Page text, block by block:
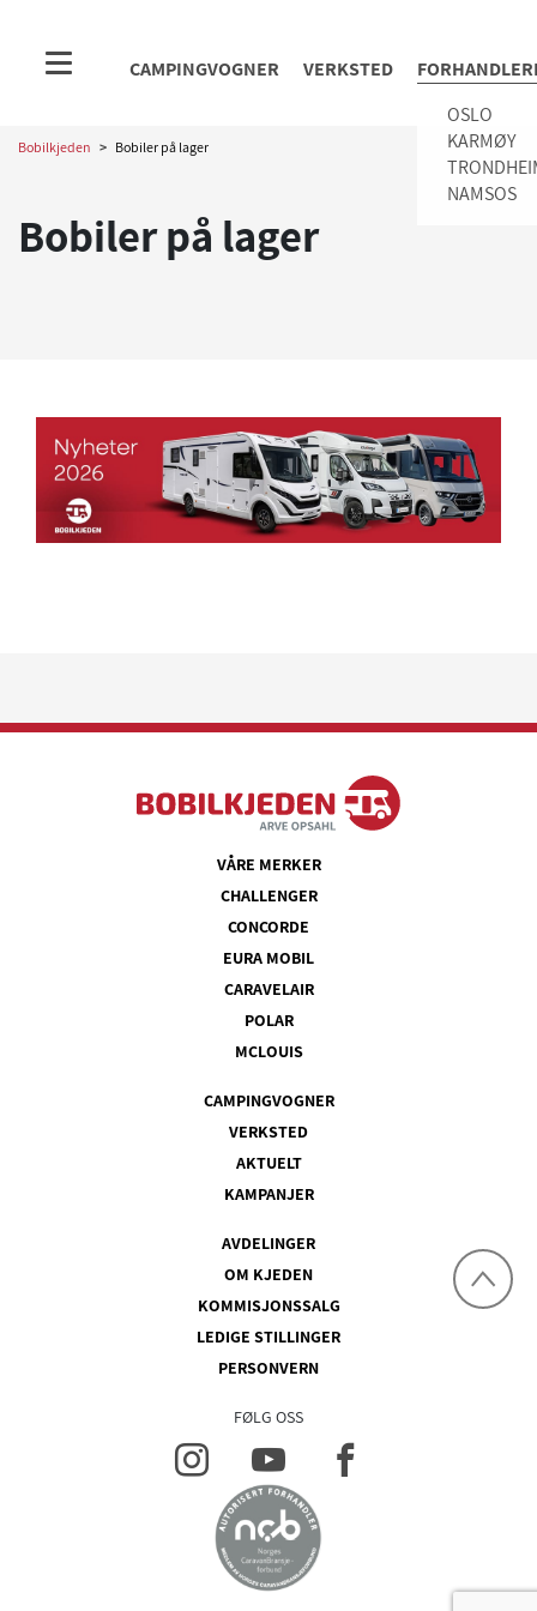
CAMPINGVOGNER VERKSTED
OSLO
KARMØY
NAMSOS
Bobilkjeden > Bobiler på lager
Bobiler på lager
VÅRE MERKER
CHALLENGER
CONCORDE
EURA MOBIL
CARAVELAIR
POLAR
MCLOUIS
CAMPINGVOGNER
VERKSTED
AKTUELT
KAMPANJER
AVDELINGER
OM KJEDEN
KOMMISJONSSALG
LEDIGE STILLINGER
PERSONVERN
FØLG OSS